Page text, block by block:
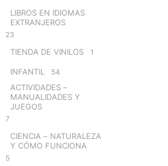
LIBROS EN IDIOMAS
EXTRANJEROS
23
TIENDA DE VINILOS 1
INFANTIL 54
ACTIVIDADES –
MANUALIDADES Y
JUEGOS
7
CIENCIA – NATURALEZA
Y CÓMO FUNCIONA
5